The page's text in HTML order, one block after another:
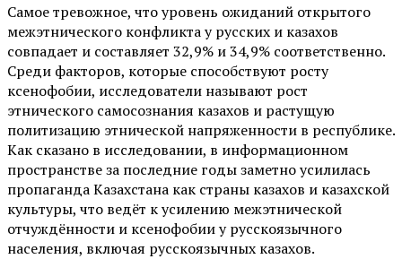
Самое тревожное, что уровень ожиданий открытого
межэтнического конфликта у русских и казахов
совпадает и составляет 32,9% и 34,9% соответственно.
Среди факторов, которые способствуют росту
ксенофобии, исследователи называют рост
этнического самосознания казахов и растущую
политизацию этнической напряженности в республике.
Как сказано в исследовании, в информационном
пространстве за последние годы заметно усилилась
пропаганда Казахстана как страны казахов и казахской
культуры, что ведёт к усилению межэтнической
отчуждённости и ксенофобии у русскоязычного
населения, включая русскоязычных казахов.